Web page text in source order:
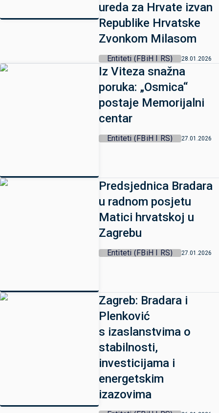
ureda za Hrvate izvan
Republike Hrvatske
Zvonkom Milasom
Entiteti (FBiH I RS) 28.01.2026
Iz Viteza snažna
poruka: „Osmica“
postaje Memorijalni
centar
Entiteti (FBiH I RS) 27.01.2026
Predsjednica Bradara
u radnom posjetu
Matici hrvatskoj u
Zagrebu
Entiteti (FBiH I RS) 27.01.2026
Zagreb: Bradara i
Plenković
s izaslanstvima o
stabilnosti,
investicijama i
energetskim
izazovima